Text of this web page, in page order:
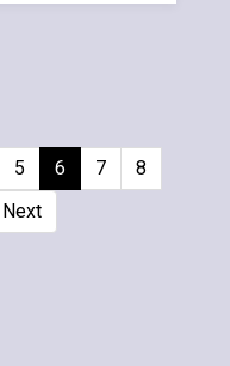
5 6 7
8
Next